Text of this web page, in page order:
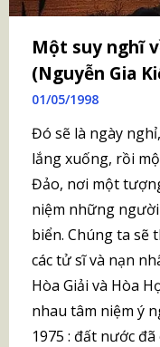
Một suy nghĩ
(Nguyễn Gia
01/05/1998
Đó sẽ là ngày
lắng xuống, rồi
Đảo, nơi một
niệm những
biển. Chúng ta sẽ
các tử sĩ và nạn
Hòa Giải và Hòa
nhau tâm niệm ý
1975 : đất nước